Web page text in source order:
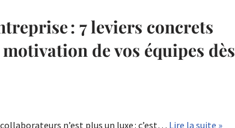
: 7 leviers concrets
de vos équipes dès
n’est plus un luxe : c’est… Lire la suite »